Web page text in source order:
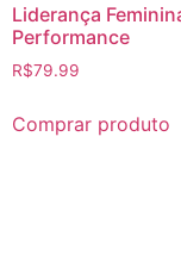
Liderança
Performance
R$79.99
Comprar produto